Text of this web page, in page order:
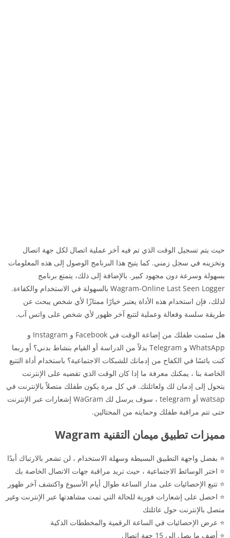
حيث يتم تسجيل الوقت الذي تم فيه آخر عملية اتصال لكل جهة اتصال
وتخزينه في سجل زمني. كما يتيح هذا البرنامج الوصول إلى هذه المعلومات
بسهولة وسرعة دون مجهود كبير. بالإضافة إلى ذلك، يتمتع برنامج
Wagram-Online Last Seen Logger بالسهولة في الاستخدام والكفاءة.
لذلك، فإن استخدام هذه الأداة يعتبر خيارًا ممتازًا لأي شخص يبحث عن
طريقة سلسة وفعالة وعملية لتتبع آخر ظهور لأي شخص على واتس آب.
هل سئمت طفلك من إضاعة الوقت في Facebook و Instagram و
WhatsApp و Telegram بدلاً من الدراسة أو القيام بنشاط بدني؟ أو ربما
كنت يائسًا في الكفاح من إدمانك للشبكات الاجتماعية؟ باستخدام أداة التتبع
الخاصة بنا ، يمكنك معرفة ما إذا كان الوقت الذي تقضيه على الإنترنت
يتحول إلى إدمان لك ولعائلتك. في كل مرة يكون طفلك متصلاً بالإنترنت في
watsap أو telegram ، سوف يرسل لك WaGram إشعارات عبر الإنترنت
حتى تتم مراقبة طفلك وحمايته من المحتالين.
مميزات تطبيق ميمان التقنية Wagram
⭐ بفضل واجهة التطبيق البسيطة وسهلة الاستخدام ، لن تشعر بالارتباك أبدًا
⭐ اختر الوسائط الاجتماعية ، حيث تريد مراقبة جهات الاتصال الخاصة بك
⭐ تتبع الإحصائيات على مدار الساعة طوال أيام الأسبوع واكتشف آخر ظهور
⭐ احصل على إشعارات فورية للحالة التي تمت مشاهدتها عبر الإنترنت وغير
متصل بالإنترنت حول عائلتك
⭐ عرض الإحصائيات في الساعة الرقمية والمخططات الذكية
⭐ أضف ما يصل إلى 15 جهة اتصال